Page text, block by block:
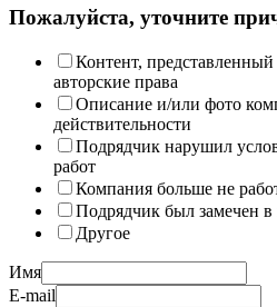
Пожалуйста, уточните
Контент,
авторские права
Описание и/или фото
действительности
Подрядчик нарушил
работ
Компания больше не
Подрядчик был замечен
Другое
Имя
E-mail